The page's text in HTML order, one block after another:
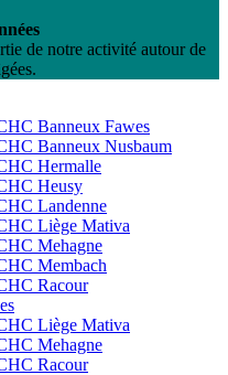
de notre activité autour de
Banneux Fawes
Banneux Nusbaum
Hermalle
Heusy
Landenne
Liège Mativa
Mehagne
Membach
Racour
Liège Mativa
Mehagne
Racour